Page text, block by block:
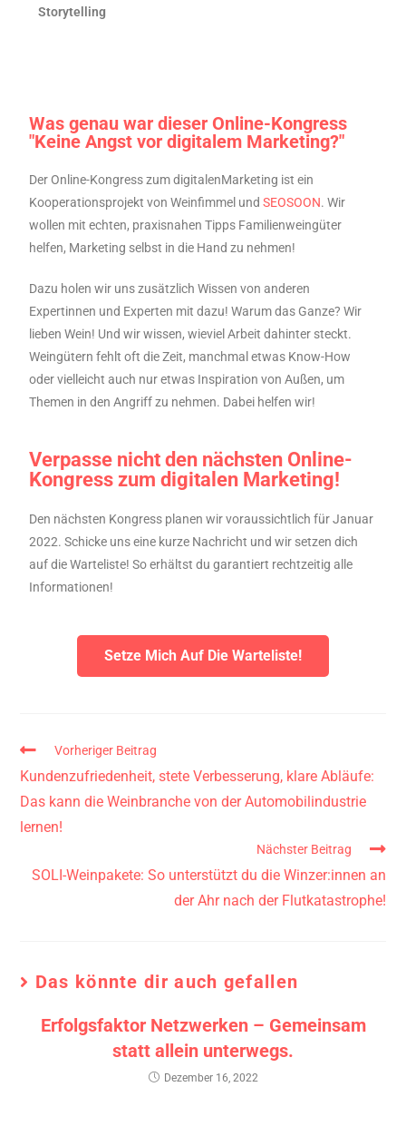
Storytelling
Was genau war dieser Online-Kongress
"Keine Angst vor digitalem Marketing?"
Der Online-Kongress zum digitalenMarketing ist ein
Kooperationsprojekt von Weinfimmel undSEOSOON. Wir
wollen mit echten, praxisnahen Tipps Familienweingüter
helfen, Marketing selbst in die Hand zu nehmen!
Dazu holen wir uns zusätzlich Wissen von anderen
Expertinnen und Experten mit dazu! Warum das Ganze? Wir
lieben Wein! Und wir wissen, wieviel Arbeit dahinter steckt.
Weingütern fehlt oft die Zeit, manchmal etwas Know-How
oder vielleicht auch nur etwas Inspiration von Außen, um
Themen in den Angriff zu nehmen. Dabei helfen wir!
Verpasse nicht den nächsten Online-
Kongress zum digitalen Marketing!
Den nächsten Kongress planen wir voraussichtlich für Januar
2022. Schicke uns eine kurze Nachricht und wir setzen dich
auf die Warteliste! So erhältst du garantiert rechtzeitig alle
Informationen!
Setze Mich Auf Die Warteliste!
Vorheriger Beitrag
Kundenzufriedenheit, stete Verbesserung, klare Abläufe:
Das kann die Weinbranche von der Automobilindustrie
lernen!
Nächster Beitrag
SOLI-Weinpakete: So unterstützt du die Winzer:innen an
der Ahr nach der Flutkatastrophe!
Das könnte dir auch gefallen
Erfolgsfaktor Netzwerken – Gemeinsam
statt allein unterwegs.
Dezember 16, 2022